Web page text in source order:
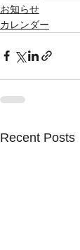
お知らせ
カレンダー
Recent Posts